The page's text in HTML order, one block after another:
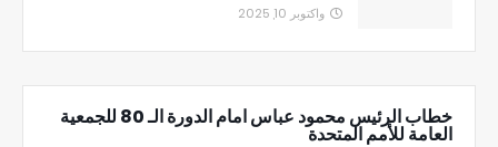
واكتوبر 10, 2025
خطاب الرئيس محمود عباس امام الدورة الـ 80 للجمعية
العامة للأمم المتحدة